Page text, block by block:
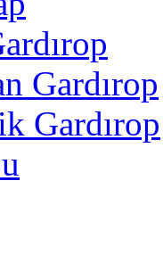
Gardırop
Gardırop